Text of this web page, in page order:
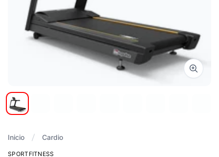
Zoom
Inicio Cardio
SPORTFITNESS